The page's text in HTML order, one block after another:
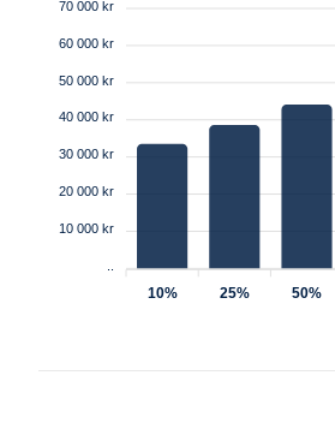
70 000 kr
60 000 kr
50 000 kr
40 000 kr
30 000 kr
20 000 kr
10 000 kr
10% 25% 50%